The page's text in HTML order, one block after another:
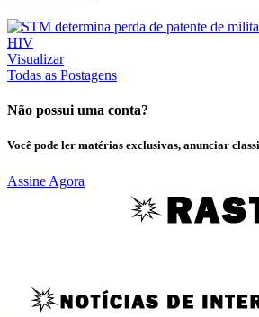
Visualizar
Todas as Postagens
Não possui uma conta?
Você pode ler matérias exclusivas, anunciar
Assine Agora